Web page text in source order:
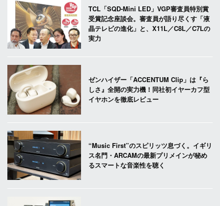
TCL「SQD-Mini LED」VGP審査員特別賞
受賞記念座談会。審査員が語り尽くす「液
晶テレビの進化」と、X11L／C8L／C7Lの
実力
ゼンハイザー「ACCENTUM Clip」は『ら
しさ』全開の実力機！同社初イヤーカフ型
イヤホンを徹底レビュー
“Music First”のスピリッツ息づく。イギリ
ス名門・ARCAMの最新プリメインが秘め
るスマートな音楽性を聴く